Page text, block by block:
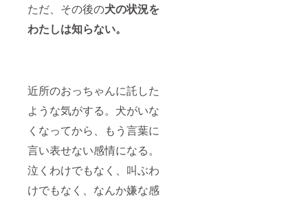
ただ、その後の犬の状況を
わたしは知らない。
近所のおっちゃんに託した
ような気がする。犬がいな
くなってから、もう言葉に
言い表せない感情になる。
泣くわけでもなく、叫ぶわ
けでもなく、なんか嫌な感